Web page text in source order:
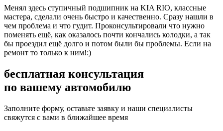
Менял здесь ступичный подшипник на KIA RIO, классные
мастера, сделали очень быстро и качественно. Сразу нашли в
чем проблема и что гудит. Проконсультировали что нужно
поменять ещё, как оказалось почти кончались колодки, а так
бы проездил ещё долго и потом были бы проблемы. Если на
ремонт то только к ним!:)
бесплатная консультация
по вашему автомобилю
Заполните форму, оставьте заявку и наши специалисты
свяжутся с вами в ближайшее время